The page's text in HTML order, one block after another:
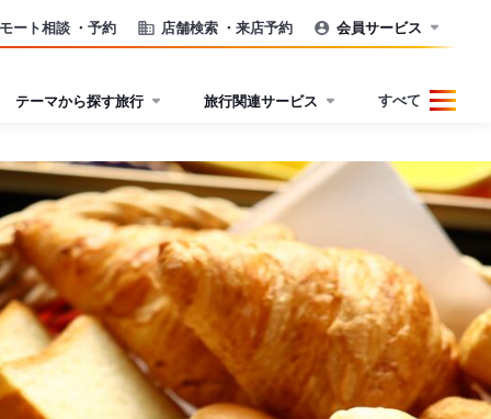
ート相談 ・予約 店舗検索 ・来店予約 会員サービス
テーマから探す旅行 旅行関連サービス すべて